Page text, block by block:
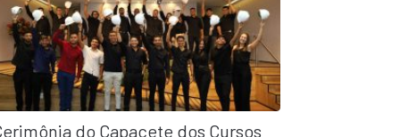
do Capacete dos Cursos